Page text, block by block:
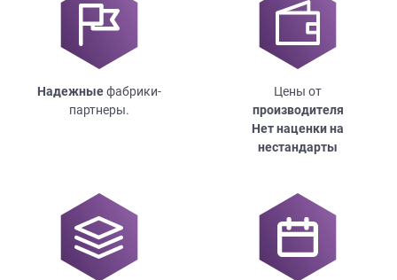
Надежныефабрики-
партнеры.
Цены от
производителя
Нет наценки на
нестандарты